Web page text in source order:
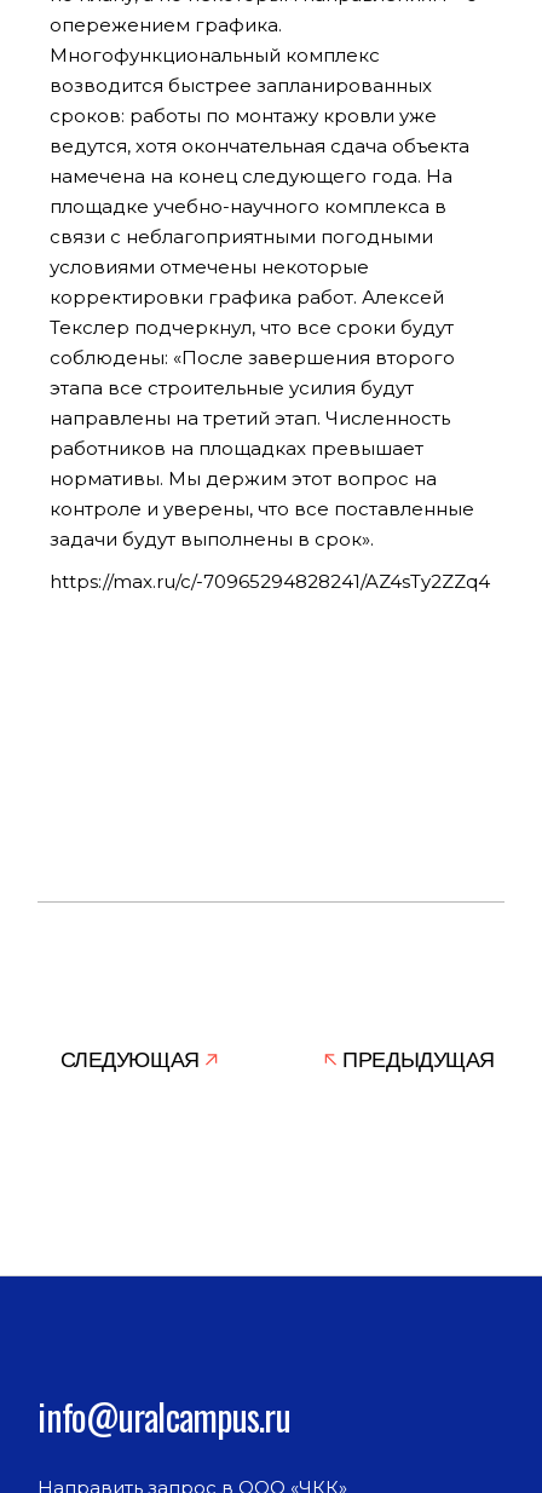
опережением графика.
Многофункциональный комплекс
возводится быстрее запланированных
сроков: работы по монтажу кровли уже
ведутся, хотя окончательная сдача объекта
намечена на конец следующего года. На
площадке учебно-научного комплекса в
связи с неблагоприятными погодными
условиями отмечены некоторые
корректировки графика работ. Алексей
Текслер подчеркнул, что все сроки будут
соблюдены: «После завершения второго
этапа все строительные усилия будут
направлены на третий этап. Численность
работников на площадках превышает
нормативы. Мы держим этот вопрос на
контроле и уверены, что все поставленные
задачи будут выполнены в срок».
https://max.ru/c/-70965294828241/AZ4sTy2ZZq4
ПРЕДЫДУЩАЯ
СЛЕДУЮЩАЯ
info@uralcampus.ru
Направить запрос в ООО «ЧКК»